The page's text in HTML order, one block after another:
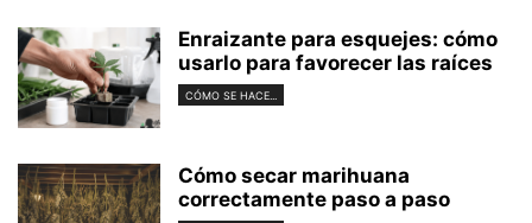
Enraizante para esquejes: cómo
usarlo para favorecer las raíces
CÓMO SE HACE...
Cómo secar marihuana
correctamente paso a paso